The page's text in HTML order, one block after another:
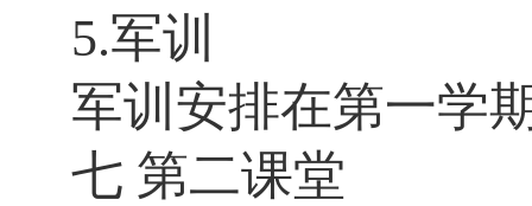
5.军训
军训安排在第一学
七 第二课堂